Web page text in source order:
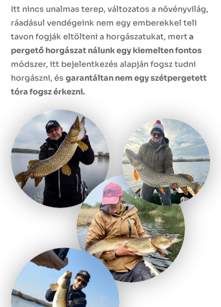
Itt nincs unalmas terep, változatos a növényvilág,
ráadásul vendégeink nem egy emberekkel teli
tavon fogják eltölteni a horgászatukat, merta
pergető horgászat nálunk egy kiemelten fontos
módszer, itt bejelentkezés alapján fogsz tudni
horgászni, ésgarantáltan nem egy szétpergetett
tóra fogsz érkezni.